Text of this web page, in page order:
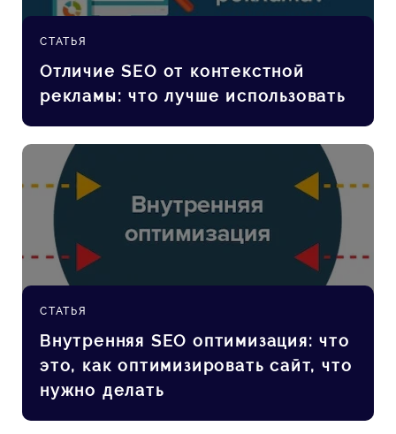
СТАТЬЯ
Отличие SEO от контекстной
рекламы: что лучше использовать
СТАТЬЯ
Внутренняя SEO оптимизация: что
это, как оптимизировать сайт, что
нужно делать